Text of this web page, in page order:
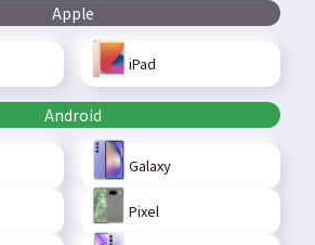
Apple
iPad
Android
Galaxy
Pixel